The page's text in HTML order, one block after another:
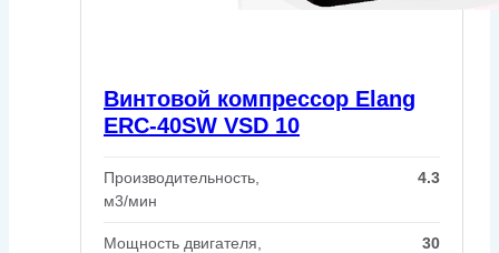
Винтовой компрессор Elang
ERC-40SW VSD 10
Производительность,
м3/мин
4.3
Мощность двигателя,
30